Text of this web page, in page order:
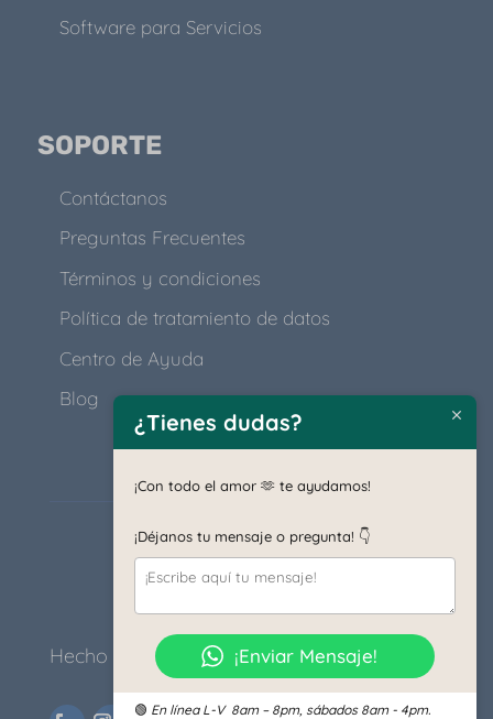
Software para Servicios
SOPORTE
Contáctanos
Preguntas Frecuentes
Términos y condiciones
Política de tratamiento de datos
Centro de Ayuda
Blog
Hecho para Latinoamérica con ♥
¿Tienes dudas?
¡Con todo el amor 🫶 te ayudamos!
¡Déjanos tu mensaje o pregunta! 👇
¡Enviar Mensaje!
🟢 En línea L-V 8am – 8pm, sábados 8am - 4pm.